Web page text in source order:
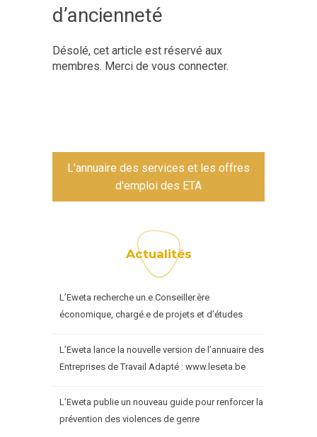
d’ancienneté
Désolé, cet article est réservé aux
membres. Merci de vous connecter.
L'annuaire des services et les offres
d'emploi des ETA
Actualités
L’Eweta recherche un.e Conseiller.ère
économique, chargé.e de projets et d’études
L’Eweta lance la nouvelle version de l’annuaire des
Entreprises de Travail Adapté : www.leseta.be
L’Eweta publie un nouveau guide pour renforcer la
prévention des violences de genre